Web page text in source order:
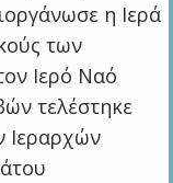
η Ιερά
των
Ιερό Ναό
τελέστηκε
Ιεραρχών